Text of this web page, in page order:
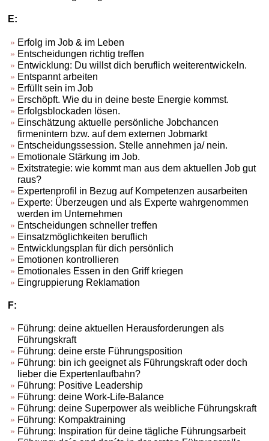
E:
Erfolg im Job & im Leben
Entscheidungen richtig treffen
Entwicklung: Du willst dich beruflich weiterentwickeln.
Entspannt arbeiten
Erfüllt sein im Job
Erschöpft. Wie du in deine beste Energie kommst.
Erfolgsblockaden lösen.
Einschätzung aktuelle persönliche Jobchancen
firmenintern bzw. auf dem externen Jobmarkt
Entscheidungssession. Stelle annehmen ja/ nein.
Emotionale Stärkung im Job.
Exitstrategie: wie kommt man aus dem aktuellen Job gut
raus?
Expertenprofil in Bezug auf Kompetenzen ausarbeiten
Experte: Überzeugen und als Experte wahrgenommen
werden im Unternehmen
Entscheidungen schneller treffen
Einsatzmöglichkeiten beruflich
Entwicklungsplan für dich persönlich
Emotionen kontrollieren
Emotionales Essen in den Griff kriegen
Eingruppierung Reklamation
F:
Führung: deine aktuellen Herausforderungen als
Führungskraft
Führung: deine erste Führungsposition
Führung: bin ich geeignet als Führungskraft oder doch
lieber die Expertenlaufbahn?
Führung: Positive Leadership
Führung: deine Work-Life-Balance
Führung: deine Superpower als weibliche Führungskraft
Führung: Kompaktraining
Führung: Inspiration für deine tägliche Führungsarbeit